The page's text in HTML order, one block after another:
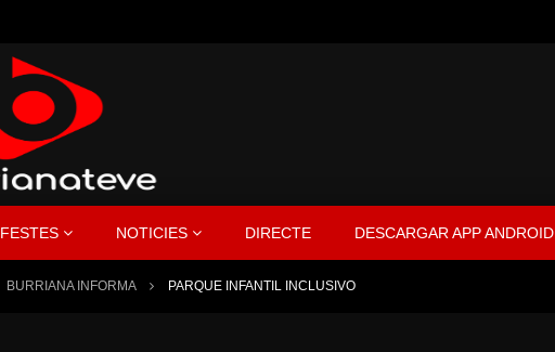
FESTES NOTICIES DIRECTE DESCARGAR APP ANDROID
BURRIANA INFORMA PARQUE INFANTIL INCLUSIVO